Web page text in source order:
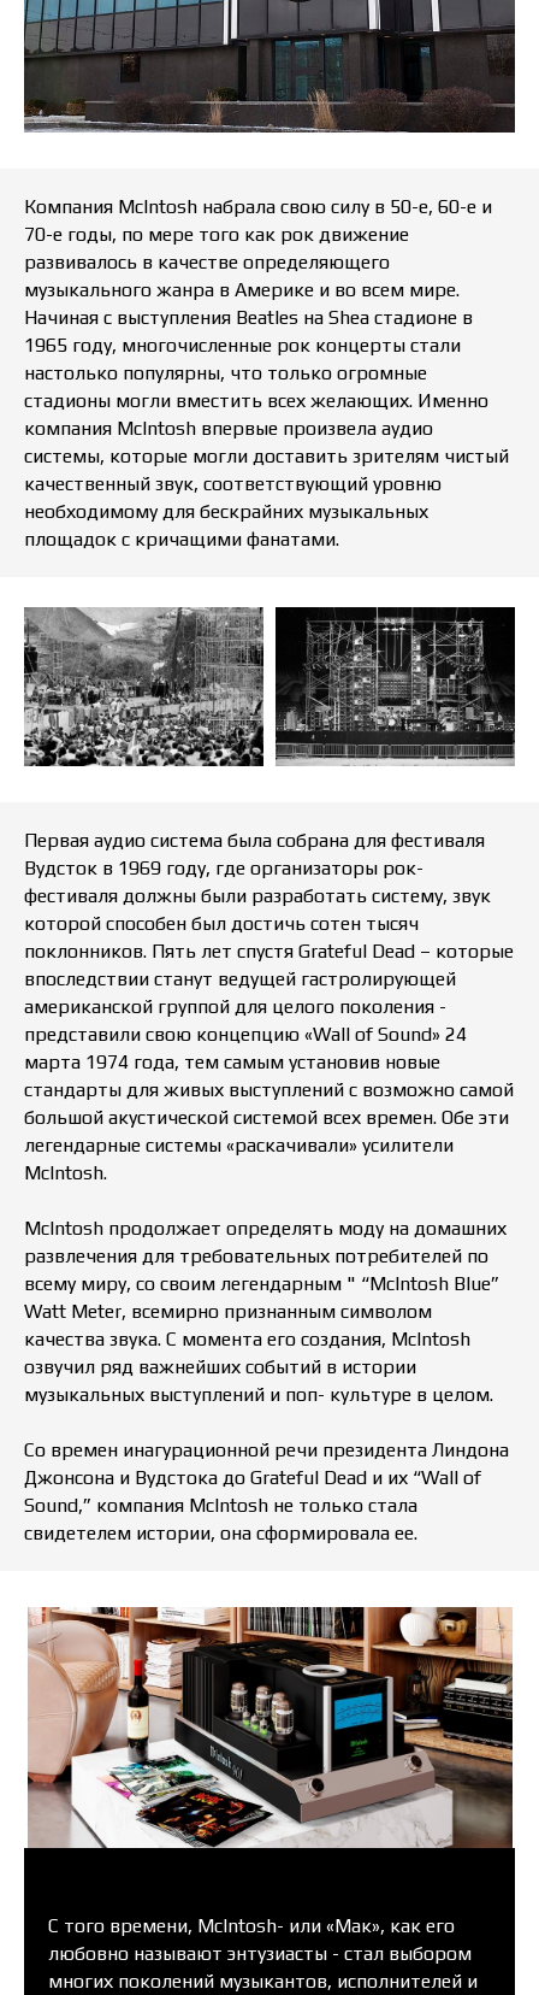
Компания McIntosh набрала свою силу в 50-е, 60-е и
70-е годы, по мере того как рок движение
развивалось в качестве определяющего
музыкального жанра в Америке и во всем мире.
Начиная с выступления Beatles на Shea стадионе в
1965 году, многочисленные рок концерты стали
настолько популярны, что только огромные
стадионы могли вместить всех желающих. Именно
компания McIntosh впервые произвела аудио
сиcтемы, которые могли доставить зрителям чистый
качественный звук, соответствующий уровню
необходимому для бескрайних музыкальных
площадок с кричащими фанатами.
Первая аудио система была собрана для фестиваля
Вудсток в 1969 году, где организаторы рок-
фестиваля должны были разработать систему, звук
которой способен был достичь сотен тысяч
поклонников. Пять лет спустя Grateful Dead – которые
впоследствии станут ведущей гастролирующей
американской группой для целого поколения -
представили свою концепцию «Wall of Sound» 24
марта 1974 года, тем самым установив новые
стандарты для живых выступлений с возможно самой
большой акустической системой всех времен. Обе эти
легендарные системы «раскачивали» усилители
McIntosh.
McIntosh продолжает определять моду на домашних
развлечения для требовательных потребителей по
всему миру, со своим легендарным " “McIntosh Blue”
Watt Meter, всемирно признанным символом
качества звука. С момента его создания, McIntosh
озвучил ряд важнейших событий в истории
музыкальных выступлений и поп- культуре в целом.
Со времен инагурационной речи президента Линдона
Джонсона и Вудстока до Grateful Dead и их “Wall of
Sound,” компания McIntosh не только стала
свидетелем истории, она сформировала ее.
С того времени, McIntosh- или «Maк», как его
любовно называют энтузиасты - стал выбором
многих поколений музыкантов, исполнителей и